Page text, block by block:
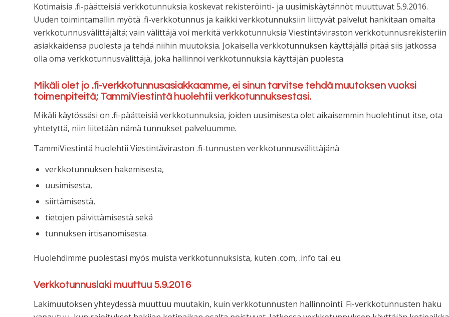
Kotimaisia .fi-päätteisiä verkkotunnuksia koskevat rekisteröinti- ja uusimiskäytännöt muuttuvat 5.9.2016.
Uuden toimintamallin myötä .fi-verkkotunnus ja kaikki verkkotunnuksiin liittyvät palvelut hankitaan omalta
verkkotunnusvälittäjältä; vain välittäjä voi merkitä verkkotunnuksia Viestintäviraston verkkotunnusrekisteriin
asiakkaidensa puolesta ja tehdä niihin muutoksia. Jokaisella verkkotunnuksen käyttäjällä pitää siis jatkossa
olla oma verkkotunnusvälittäjä, joka hallinnoi verkkotunnuksia käyttäjän puolesta.
Mikäli olet jo .fi-verkkotunnusasiakkaamme, ei sinun tarvitse tehdä muutoksen vuoksi
toimenpiteitä; TammiViestintä huolehtii verkkotunnuksestasi.
Mikäli käytössäsi on .fi-päätteisiä verkkotunnuksia, joiden uusimisesta olet aikaisemmin huolehtinut itse, ota
yhtetyttä, niin liitetään nämä tunnukset palveluumme.
TammiViestintä huolehtii Viestintäviraston .fi-tunnusten verkkotunnusvälittäjänä
verkkotunnuksen hakemisesta,
uusimisesta,
siirtämisestä,
tietojen päivittämisestä sekä
tunnuksen irtisanomisesta.
Huolehdimme puolestasi myös muista verkkotunnuksista, kuten .com, .info tai .eu.
Verkkotunnuslaki muuttuu 5.9.2016
Lakimuutoksen yhteydessä muuttuu muutakin, kuin verkkotunnusten hallinnointi. Fi-verkkotunnusten haku